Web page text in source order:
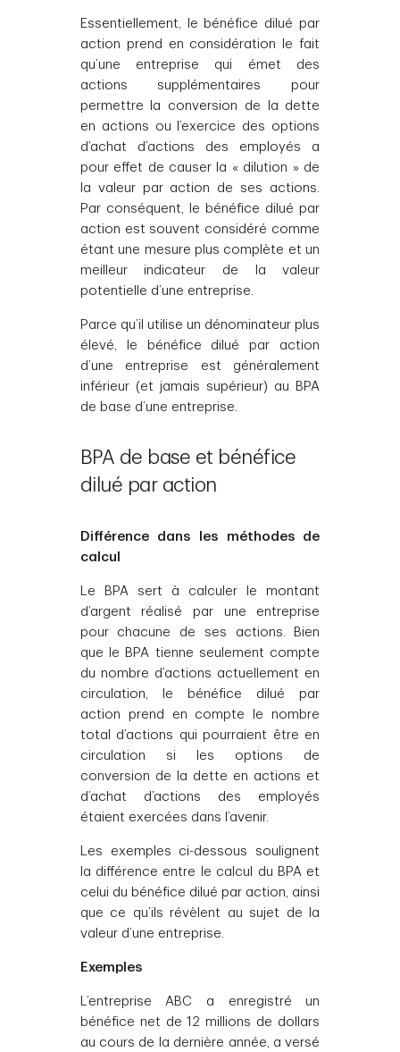
Essentiellement, le bénéfice dilué par
action prend en considération le fait
qu’une entreprise qui émet des
actions supplémentaires pour
permettre la conversion de la dette
en actions ou l’exercice des options
d’achat d’actions des employés a
pour effet de causer la « dilution » de
la valeur par action de ses actions.
Par conséquent, le bénéfice dilué par
action est souvent considéré comme
étant une mesure plus complète et un
meilleur indicateur de la valeur
potentielle d’une entreprise.
Parce qu’il utilise un dénominateur plus
élevé, le bénéfice dilué par action
d’une entreprise est généralement
inférieur (et jamais supérieur) au BPA
de base d’une entreprise.
BPA de base et bénéfice
dilué par action
Différence dans les méthodes de
calcul
Le BPA sert à calculer le montant
d’argent réalisé par une entreprise
pour chacune de ses actions. Bien
que le BPA tienne seulement compte
du nombre d’actions actuellement en
circulation, le bénéfice dilué par
action prend en compte le nombre
total d’actions qui pourraient être en
circulation si les options de
conversion de la dette en actions et
d’achat d’actions des employés
étaient exercées dans l’avenir.
Les exemples ci-dessous soulignent
la différence entre le calcul du BPA et
celui du bénéfice dilué par action, ainsi
que ce qu’ils révèlent au sujet de la
valeur d’une entreprise.
Exemples
L’entreprise ABC a enregistré un
bénéfice net de 12 millions de dollars
au cours de la dernière année, a versé